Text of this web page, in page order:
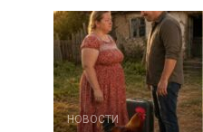
НОВОСТИ